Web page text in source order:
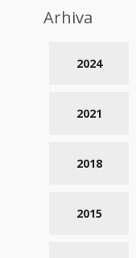
Arhiva
2024
2021
2018
2015